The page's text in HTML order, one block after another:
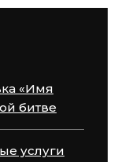
«Имя
битве
услуги